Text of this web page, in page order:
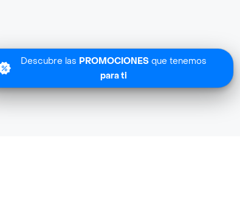
Descubre las PROMOCIONES que tenemos
para ti